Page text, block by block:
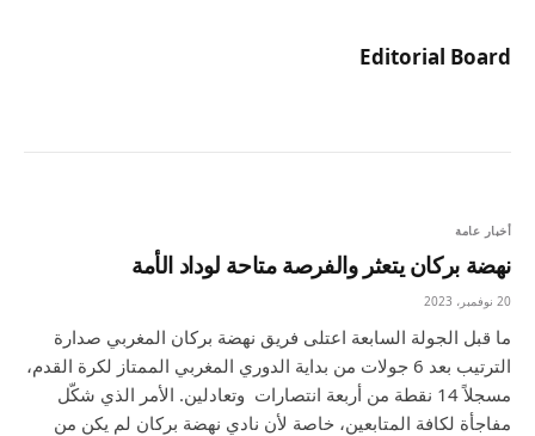
Editorial Board
أخبار عامة
نهضة بركان يتعثر والفرصة متاحة لوداد الأمة
20 نوفمبر، 2023
ما قبل الجولة السابعة اعتلى فريق نهضة بركان المغربي صدارة
الترتيب بعد 6 جولات من بداية الدوري المغربي الممتاز لكرة القدم،
مسجلاً 14 نقطة من أربعة انتصارات وتعادلين. الأمر الذي شكّل
مفاجأة لكافة المتابعين، خاصة لأن نادي نهضة بركان لم يكن من